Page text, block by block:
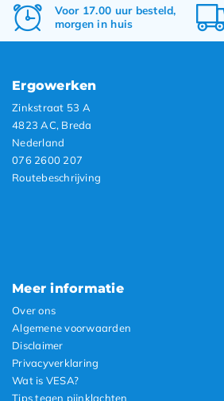
Voor 17.00 uur besteld,
morgen in huis
Ergowerken
Zinkstraat 53 A
4823 AC, Breda
Nederland
076 2600 207
Routebeschrijving
Meer informatie
Over ons
Algemene voorwaarden
Disclaimer
Privacyverklaring
Wat is VESA?
Tips tegen pijnklachten